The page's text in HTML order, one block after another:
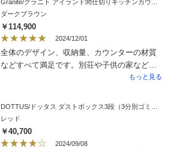
ヒーマシーンや湯沸かしポットを設置してい
ます。お部屋全体の高級感も出て大変満足し
ています。
ダークブラウン
￥114,900
2024/12/01
全体のデザイン、収納量、カウンターの材質
などすべて満足です。別荘や子供の家などに
もっと見る
レッド
￥40,700
2024/09/08